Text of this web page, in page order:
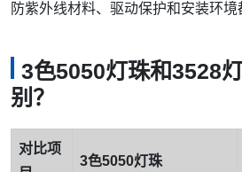
防紫外线材料、驱动保护和安装环境
3色5050灯珠和3528
别？
对比项
3色5050灯珠